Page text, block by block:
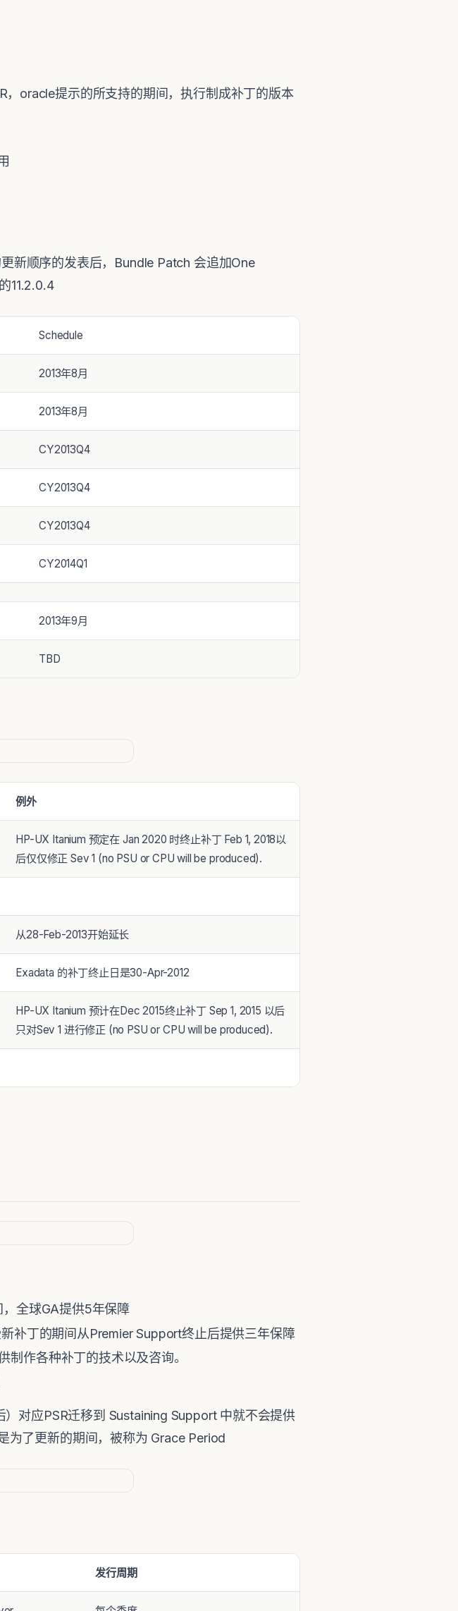
oracle提示的所支持的期间，执行制成补丁的版本
新顺序的发表后，Bundle Patch 会追加One
11.2.0.4
Schedule
2013年8月
2013年8月
CY2013Q4
CY2013Q4
CY2013Q4
CY2014Q1
2013年9月
TBD
例外
HP-UX Itanium 预定在 Jan 2020 时终止补丁 Feb 1, 2018以
后仅仅修正 Sev 1 (no PSU or CPU will be produced).
从28-Feb-2013开始延长
Exadata 的补丁终止日是30-Apr-2012
HP-UX Itanium 预计在Dec 2015终止补丁 Sep 1, 2015 以后
只对Sev 1 进行修正 (no PSU or CPU will be produced).
全球GA提供5年保障
补丁的期间从Premier Support终止后提供三年保障
作各种补丁的技术以及咨询。
对应PSR迁移到 Sustaining Support 中就不会提供
为了更新的期间，被称为 Grace Period
发行周期